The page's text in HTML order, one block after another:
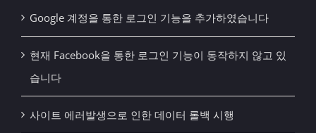
Google 계정을 통한 로그인 기능을 추가하였습니다
현재 Facebook을 통한 로그인 기능이 동작하지 않고 있
습니다
사이트 에러발생으로 인한 데이터 롤백 시행